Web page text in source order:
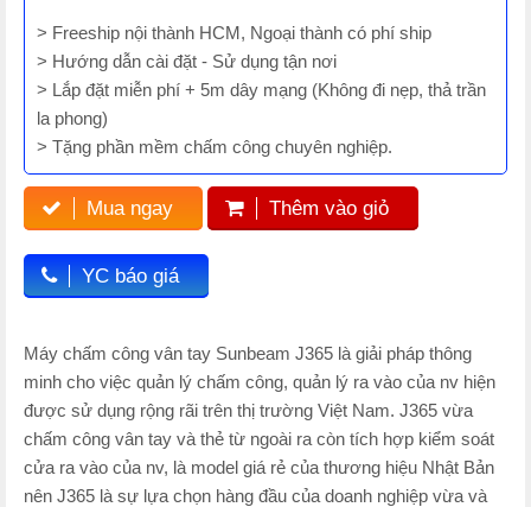
> Freeship nội thành HCM, Ngoại thành có phí ship
> Hướng dẫn cài đặt - Sử dụng tận nơi
> Lắp đặt miễn phí + 5m dây mạng (Không đi nẹp, thả trần
la phong)
> Tặng phần mềm chấm công chuyên nghiệp.
Mua ngay Thêm vào giỏ
YC báo giá
Máy chấm công vân tay Sunbeam J365 là giải pháp thông
minh cho việc quản lý chấm công, quản lý ra vào của nv hiện
được sử dụng rộng rãi trên thị trường Việt Nam. J365 vừa
chấm công vân tay và thẻ từ ngoài ra còn tích hợp kiểm soát
cửa ra vào của nv, là model giá rẻ của thương hiệu Nhật Bản
nên J365 là sự lựa chọn hàng đầu của doanh nghiệp vừa và